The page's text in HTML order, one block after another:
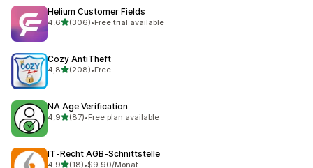
Helium Customer Fields
4,65 yıldız üzerinden
(306)
toplam 306 değerlendirme
•Free trial available
Cozy AntiTheft
4,85 yıldız üzerinden
(208)
toplam 208 değerlendirme
•Free
NA Age Verification
4,95 yıldız üzerinden
(87)
toplam 87 değerlendirme
•Free plan available
IT‑Recht AGB‑Schnittstelle
4,95 yıldız üzerinden
(18)•$9.90/Monat